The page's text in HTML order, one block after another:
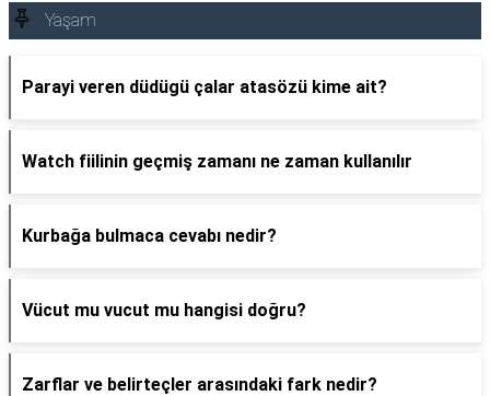
Yaşam
Parayi veren düdügü çalar atasözü kime ait?
Watch fiilinin geçmiş zamanı ne zaman kullanılır
Kurbağa bulmaca cevabı nedir?
Vücut mu vucut mu hangisi doğru?
Zarflar ve belirteçler arasındaki fark nedir?